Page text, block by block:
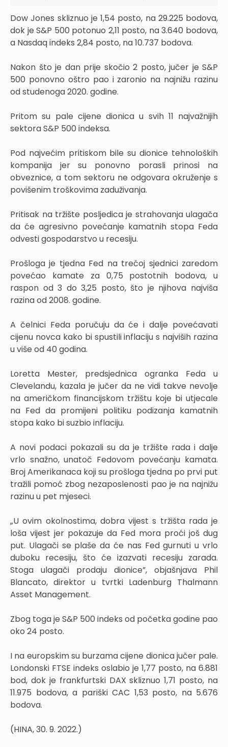
Dow Jones skliznuo je 1,54 posto, na 29.225 bodova,
dok je S&P 500 potonuo 2,11 posto, na 3.640 bodova,
a Nasdaq indeks 2,84 posto, na 10.737 bodova.
Nakon što je dan prije skočio 2 posto, jučer je S&P
500 ponovno oštro pao i zaronio na najnižu razinu
od studenoga 2020. godine.
Pritom su pale cijene dionica u svih 11 najvažnijih
sektora S&P 500 indeksa.
Pod najvećim pritiskom bile su dionice tehnoloških
kompanija jer su ponovno porasli prinosi na
obveznice, a tom sektoru ne odgovara okruženje s
povišenim troškovima zaduživanja.
Pritisak na tržište posljedica je strahovanja ulagača
da će agresivno povećanje kamatnih stopa Feda
odvesti gospodarstvo u recesiju.
Prošloga je tjedna Fed na trećoj sjednici zaredom
povećao kamate za 0,75 postotnih bodova, u
raspon od 3 do 3,25 posto, što je njihova najviša
razina od 2008. godine.
A čelnici Feda poručuju da će i dalje povećavati
cijenu novca kako bi spustili inflaciju s najviših razina
u više od 40 godina.
Loretta Mester, predsjednica ogranka Feda u
Clevelandu, kazala je jučer da ne vidi takve nevolje
na američkom financijskom tržištu koje bi utjecale
na Fed da promijeni politiku podizanja kamatnih
stopa kako bi suzbio inflaciju.
A novi podaci pokazali su da je tržište rada i dalje
vrlo snažno, unatoč Fedovom povećanju kamata.
Broj Amerikanaca koji su prošloga tjedna po prvi put
tražili pomoć zbog nezaposlenosti pao je na najnižu
razinu u pet mjeseci.
„U ovim okolnostima, dobra vijest s tržišta rada je
loša vijest jer pokazuje da Fed mora proći još dug
put. Ulagači se plaše da će nas Fed gurnuti u vrlo
duboku recesiju, što će izazvati recesiju zarada.
Stoga ulagači prodaju dionice”, objašnjava Phil
Blancato, direktor u tvrtki Ladenburg Thalmann
Asset Management.
Zbog toga je S&P 500 indeks od početka godine pao
oko 24 posto.
I na europskim su burzama cijene dionica jučer pale.
Londonski FTSE indeks oslabio je 1,77 posto, na 6.881
bod, dok je frankfurtski DAX skliznuo 1,71 posto, na
11.975 bodova, a pariški CAC 1,53 posto, na 5.676
bodova.
(HINA, 30. 9. 2022.)